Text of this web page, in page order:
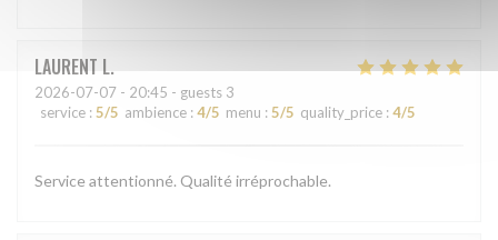
LAURENT L
2026-07-07 - 20:45 - guests 3
service : 5/5 ambience : 4/5 menu : 5/5 quality_price : 4/5
Service attentionné. Qualité irréprochable.